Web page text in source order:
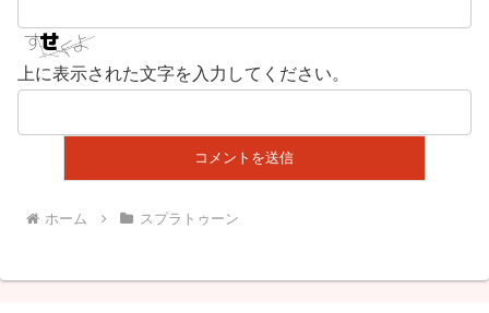
上に表示された文字を入力してください。
ホーム スプラトゥーン